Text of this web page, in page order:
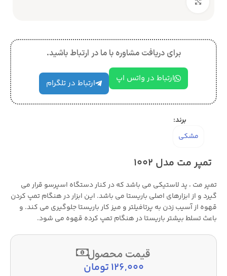
برای دریافت مشاوره با ما در ارتباط باشید.
ارتباط در واتس اپ ارتباط در تلگرام
برند:
مشکی
تمپر مت مدل 1002
تمپر مت ، پد لاستیکی می باشد که در کنار دستگاه اسپرسو قرار می
گیرد و از ابزارهای اصلی باریستا می باشد. این ابزار در هنگام تمپ کردن
قهوه از آسیب زدن به پرتافیلتر و میز کار باریستا جلوگیری می کند. و
باعث تسلط بیشتر باریستا در هنگام تمپ کرده قهوه می شود.
قیمت محصول
126,000تومان